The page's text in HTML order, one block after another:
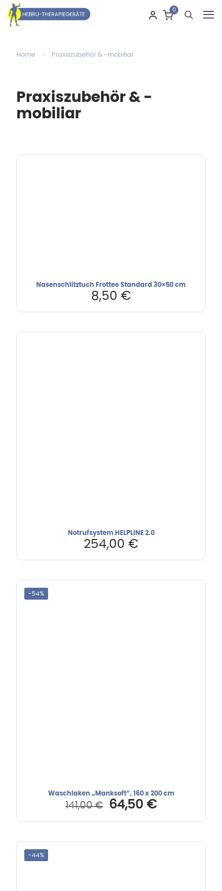
0
Home Praxiszubehör & -mobiliar
Praxiszubehör & -
mobiliar
Nasenschlitztuch Frottee Standard 30×50 cm
8,50 €
Notrufsystem HELPLINE 2.0
254,00 €
-54%
Waschlaken „Manksoft“, 160 x 200 cm
141,00€ Ursprünglicher
Preis
war:
64,50 €Aktueller
ist:
-44%